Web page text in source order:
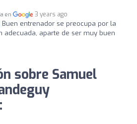
en 3 years ago
Buen entrenador se preocupa por la
adecuada, aparte de ser muy buen
sobre Samuel